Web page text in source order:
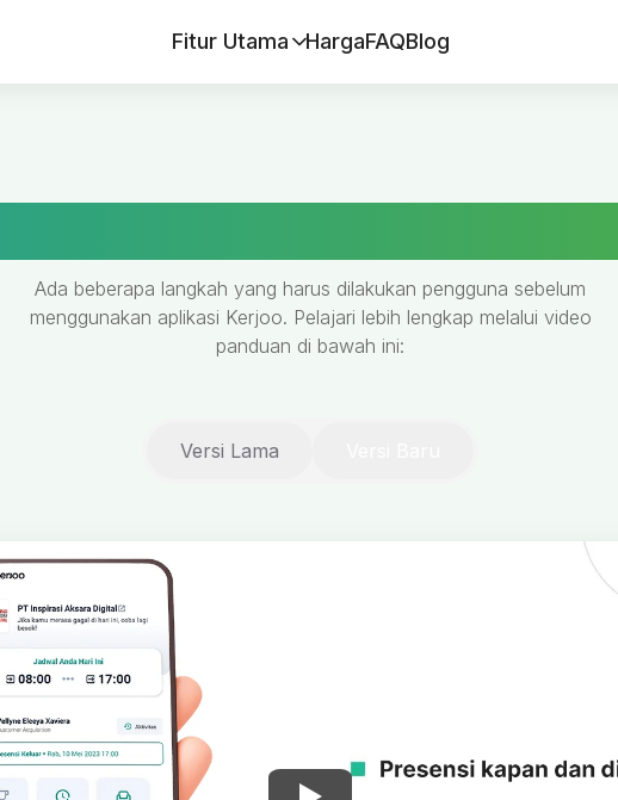
Fitur Utama HargaFAQBlog
Ada beberapa langkah yang harus dilakukan pengguna sebelum
menggunakan aplikasi Kerjoo. Pelajari lebih lengkap melalui video
panduan di bawah ini:
Versi Lama